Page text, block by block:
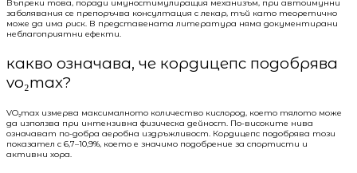
Въпреки това, поради имуностимулиращия механизъм, при автоимунни
заболявания се препоръчва консултация с лекар, тъй като теоретично
може да има риск. В представената литература няма документирани
неблагоприятни ефекти.
какво означава, че кордицепс подобрява
vo₂max?
VO₂max измерва максималното количество кислород, което тялото може
да използва при интензивна физическа дейност. По-високите нива
означават по-добра аеробна издръжливост. Кордицепс подобрява този
показател с 6,7–10,9%, което е значимо подобрение за спортисти и
активни хора.